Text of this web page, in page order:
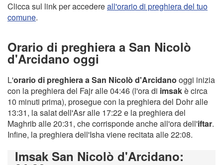
Clicca sul link per accedereall'orario di preghiera del tuo
comune.
Orario di preghiera a San Nicolò
d'Arcidano oggi
L'orario di preghiera a San Nicolò d'Arcidano oggi inizia
con la preghiera del Fajr alle 04:46 (l'ora di imsakè circa
10 minuti prima), prosegue con la preghiera del Dohr alle
13:31, la salat dell'Asr alle 17:22 e la preghiera del
Maghrib alle 20:31, che corrisponde anche all'ora dell'iftar.
Infine, la preghiera dell'Isha viene recitata alle 22:08.
Imsak San Nicolò d'Arcidano: